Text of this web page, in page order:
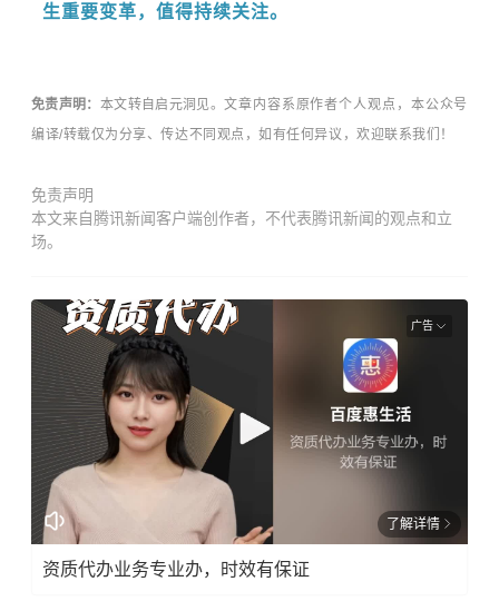
生重要变革，值得持续关注。
免责声明： 本文转自 启元洞见。文章内容系原作者个人观点，本公众号
编译/转载仅为分享、传达不同观点，如有任何异议，欢迎联系我们！
免责声明
本文来自腾讯新闻客户端创作者，不代表腾讯新闻的观点和立
场。
广告
了解详情
资质代办业务专业办，时效有保证